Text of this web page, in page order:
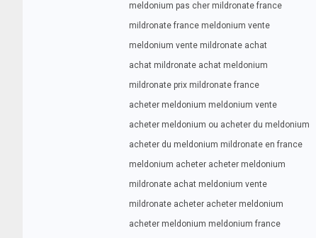
meldonium pas cher mildronate france
mildronate france meldonium vente
meldonium vente mildronate achat
achat mildronate achat meldonium
mildronate prix mildronate france
acheter meldonium meldonium vente
acheter meldonium ou acheter du meldonium
acheter du meldonium mildronate en france
meldonium acheter acheter meldonium
mildronate achat meldonium vente
mildronate acheter acheter meldonium
acheter meldonium meldonium france